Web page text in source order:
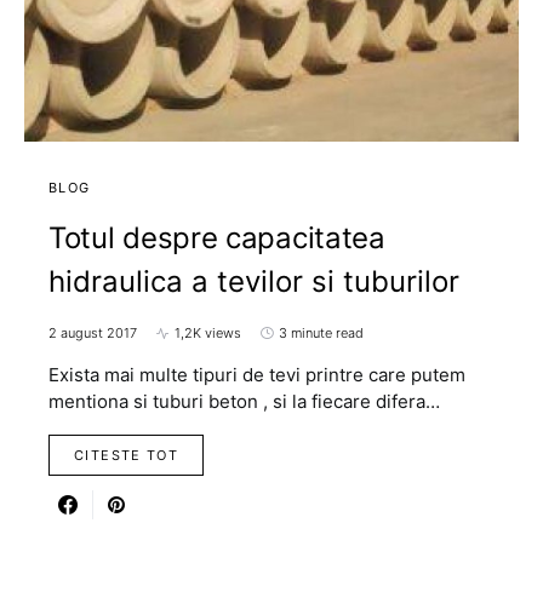
BLOG
Totul despre capacitatea
hidraulica a tevilor si tuburilor
2 august 2017 1,2K views 3 minute read
Exista mai multe tipuri de tevi printre care putem
mentiona si tuburi beton , si la fiecare difera…
CITESTE TOT